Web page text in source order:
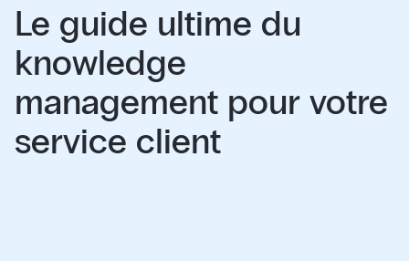
Le guide ultime du
knowledge
management pour votre
service client